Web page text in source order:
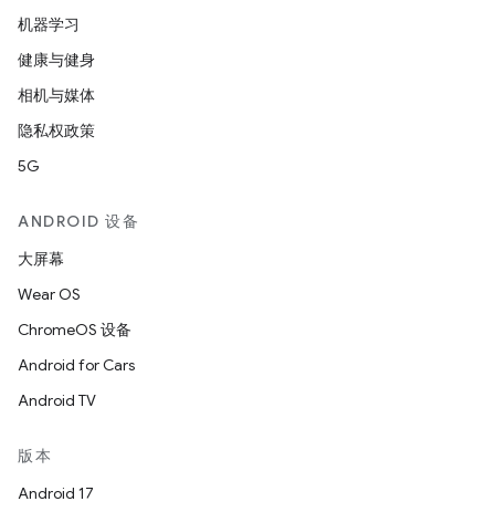
机器学习
健康与健身
相机与媒体
隐私权政策
5G
ANDROID 设备
大屏幕
Wear OS
ChromeOS 设备
Android for Cars
Android TV
版本
Android 17